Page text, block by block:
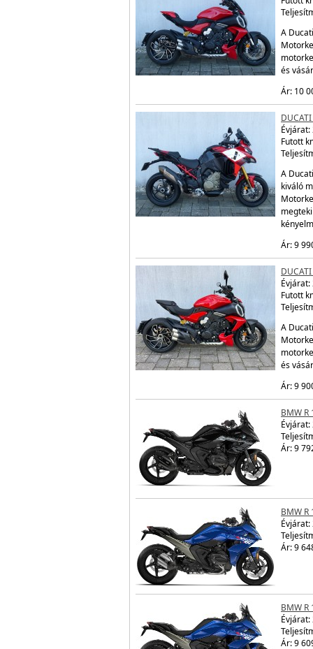
A
és
Ár: 10
Évjárat:
Futott
A
kiváló
Ár: 9
Évjárat:
Futott
A
és
Ár: 9
BMW R
Évjárat:
Ár: 9
BMW R
Évjárat:
Ár: 9
BMW R
Évjárat:
Ár: 9